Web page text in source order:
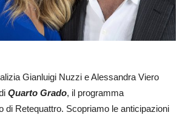
Gianluigi Nuzzi e Alessandra Viero
Quarto Grado, il programma
di Retequattro. Scopriamo le anticipazioni